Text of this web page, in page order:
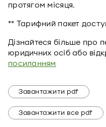
протягом місяця.
** Тарифний пакет
Дізнайтеся більше про
юридичних осіб або
посиланням
Завантажити pdf
Завантажити все pdf